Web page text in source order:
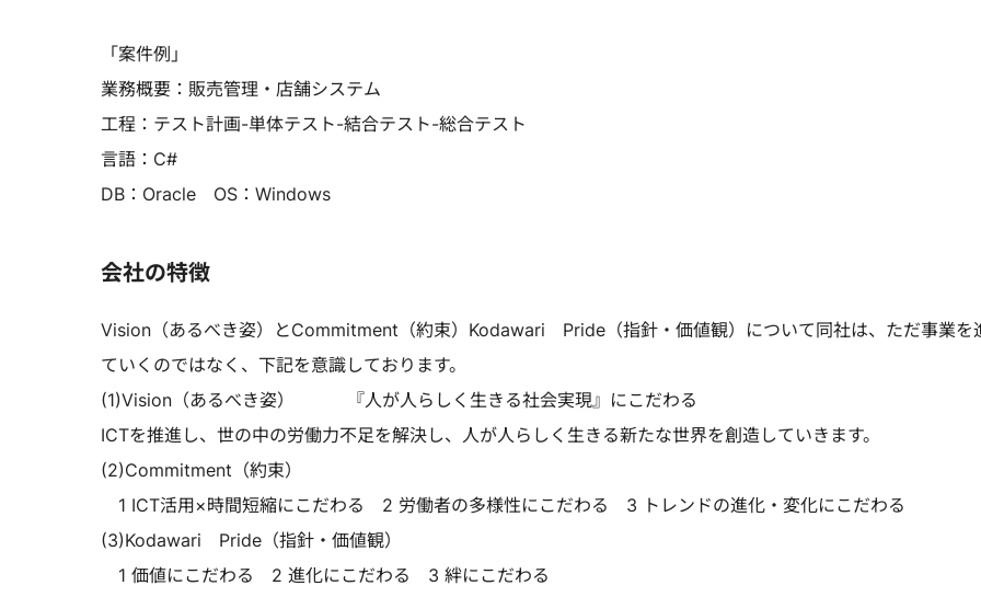
「案件例」
業務概要：販売管理・店舗システム
工程：テスト計画-単体テスト-結合テスト-総合テスト
言語：C#
DB：Oracle OS：Windows
会社の特徴
Vision（あるべき姿）とCommitment（約束）Kodawari Pride（指針・価値観）について同社は、ただ事業を
ていくのではなく、下記を意識しております。
(1)Vision（あるべき姿） 『人が人らしく生きる社会実現』にこだわる
ICTを推進し、世の中の労働力不足を解決し、人が人らしく生きる新たな世界を創造していきます。
(2)Commitment（約束）
1 ICT活用×時間短縮にこだわる 2 労働者の多様性にこだわる 3 トレンドの進化・変化にこだわる
(3)Kodawari Pride（指針・価値観）
1 価値にこだわる 2 進化にこだわる 3 絆にこだわる